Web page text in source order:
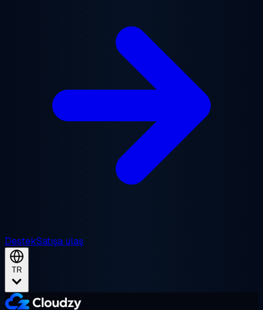
DestekSatışa ulaş
TR